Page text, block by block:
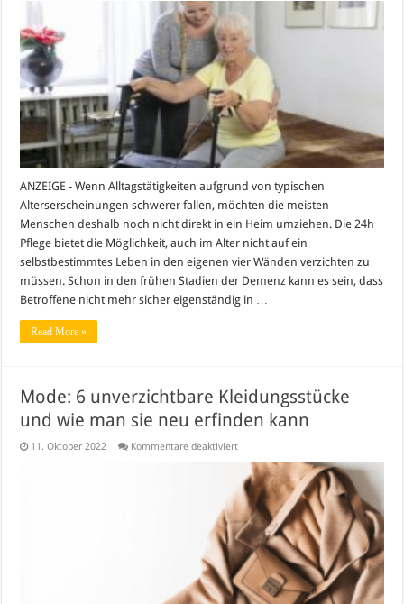
Pflege
–
für
wen?
ANZEIGE - Wenn Alltagstätigkeiten aufgrund von typischen
Alterserscheinungen schwerer fallen, möchten die meisten
Menschen deshalb noch nicht direkt in ein Heim umziehen. Die 24h
Pflege bietet die Möglichkeit, auch im Alter nicht auf ein
selbstbestimmtes Leben in den eigenen vier Wänden verzichten zu
müssen. Schon in den frühen Stadien der Demenz kann es sein, dass
Betroffene nicht mehr sicher eigenständig in …
Read More »
Mode: 6 unverzichtbare Kleidungsstücke
und wie man sie neu erfinden kann
11. Oktober 2022 Kommentare deaktiviertfür
unverzichtbare
Kleidungsstücke
und
wie
man
sie
neu
erfinden
kann